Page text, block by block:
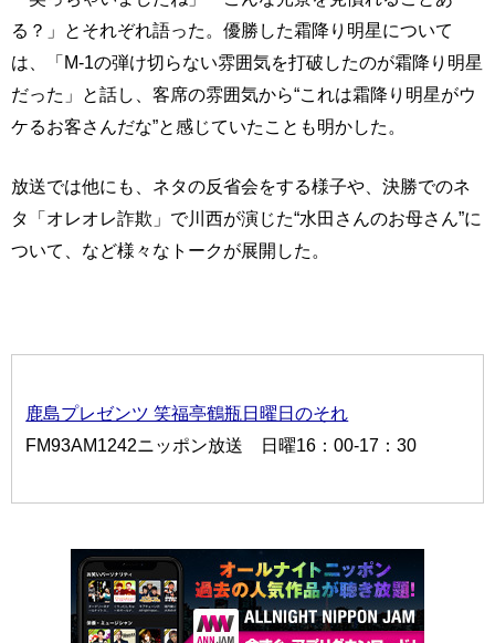
る？」とそれぞれ語った。優勝した霜降り明星について
は、「M-1の弾け切らない雰囲気を打破したのが霜降り明星
だった」と話し、客席の雰囲気から“これは霜降り明星がウ
ケるお客さんだな”と感じていたことも明かした。
放送では他にも、ネタの反省会をする様子や、決勝でのネ
タ「オレオレ詐欺」で川西が演じた“水田さんのお母さん”に
ついて、など様々なトークが展開した。
鹿島プレゼンツ 笑福亭鶴瓶日曜日のそれ
FM93AM1242ニッポン放送 日曜16：00-17：30